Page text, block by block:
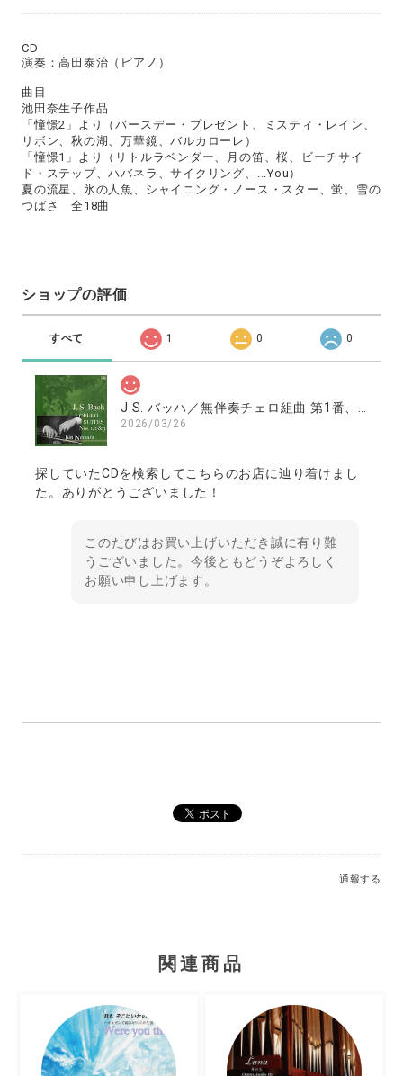
CD
演奏：高田泰治（ピアノ）
曲目
池田奈生子作品
「憧憬2」より（バースデー・プレゼント、ミスティ・レイン、
リボン、秋の湖、万華鏡、バルカローレ）
「憧憬1」より（リトルラベンダー、月の笛、桜、ビーチサイ
ド・ステップ、ハバネラ、サイクリング、...You）
夏の流星、氷の人魚、シャイニング・ノース・スター、蛍、雪の
つばさ 全18曲
ショップの評価
すべて 1 0 0
2026/03/26
探していたCDを検索してこちらのお店に辿り着けまし
た。ありがとうございました！
このたびはお買い上げいただき誠に有り難
うございました。今後ともどうぞよろしく
お願い申し上げます。
通報する
関連商品